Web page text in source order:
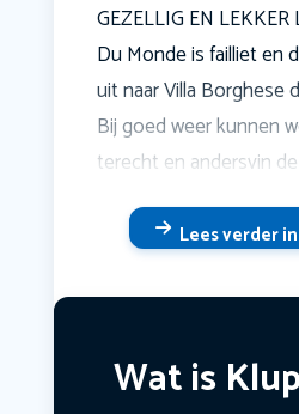
GEZELLIG EN LEKKER
Du Monde is failliet en
uit naar Villa Borghese
Bij goed weer kunnen
terecht en andersvin de
Lees verder
Wat is